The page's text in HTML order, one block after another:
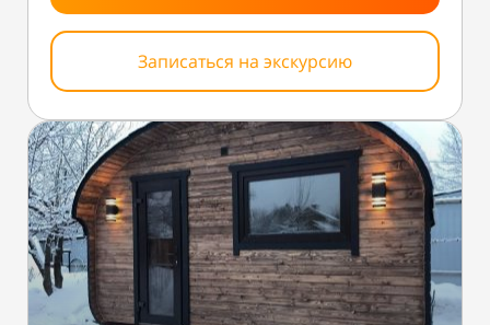
Записаться на экскурсию